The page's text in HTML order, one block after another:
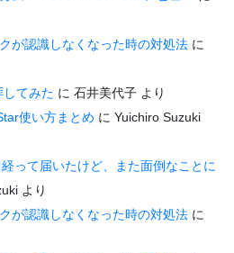
が認識しなくなった時の対処法 に
てみた に 石井美代子 より
使い方まとめ に Yuichiro Suzuki
って届いたけど、また面倒なことに
より
が認識しなくなった時の対処法 に